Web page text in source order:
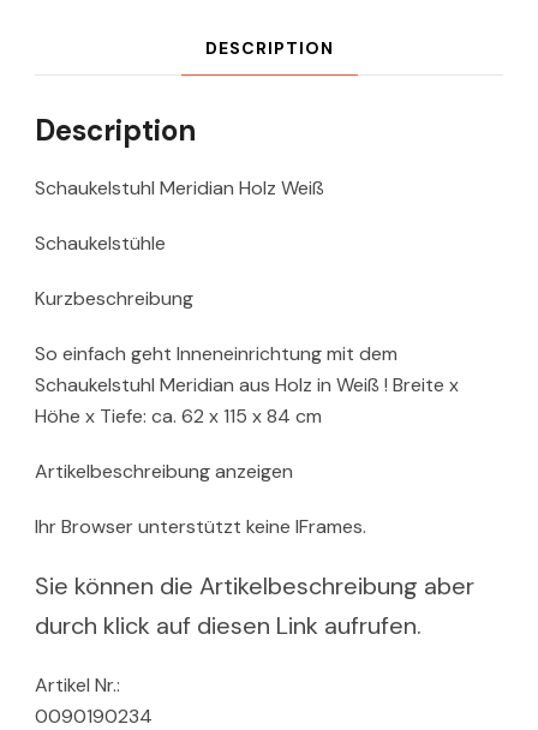
DESCRIPTION
Description
Schaukelstuhl Meridian Holz Weiß
Schaukelstühle
Kurzbeschreibung
So einfach geht Inneneinrichtung mit dem
Schaukelstuhl Meridian aus Holz in Weiß ! Breite x
Höhe x Tiefe: ca. 62 x 115 x 84 cm
Artikelbeschreibung anzeigen
Ihr Browser unterstützt keine IFrames.
Sie können die Artikelbeschreibung aber
durch klick auf diesen Link aufrufen.
Artikel Nr.:
0090190234